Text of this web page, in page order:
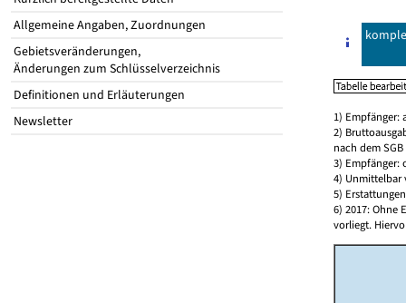
Allgemeine Angaben, Zuordnungen
Gebietsveränderungen,
Änderungen zum Schlüsselverzeichnis
Definitionen und Erläuterungen
Newsletter
1) Empfänger:
2)
nach dem SGB
3) Empfänger:
4) Unmittelbar
5)
6) 2017: Ohne
vorliegt.